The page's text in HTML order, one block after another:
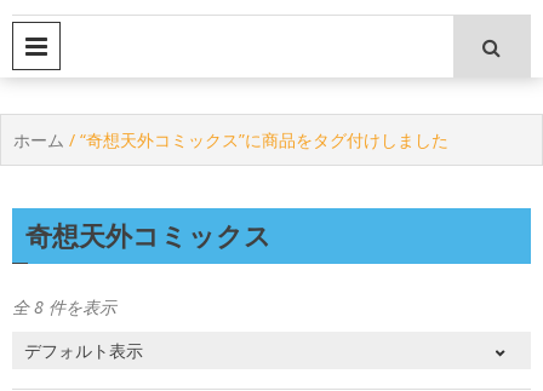
ホーム / “奇想天外コミックス”に商品をタグ付けしました
奇想天外コミックス
全 8 件を表示